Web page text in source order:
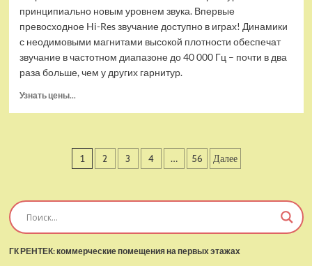
принципиально новым уровнем звука. Впервые
превосходное Hi-Res звучание доступно в играх! Динамики
с неодимовыми магнитами высокой плотности обеспечат
звучание в частотном диапазоне до 40 000 Гц – почти в два
раза больше, чем у других гарнитур.
Узнать цены...
наушники
Arctis
Пагинация
1 2 3 4 … 56 Далее
ГК РЕНТЕК: коммерческие помещения на первых этажах